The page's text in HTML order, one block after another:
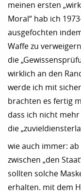
meinen ersten
Moral“ hab ich
ausgefochten
Waffe zu
die
wirklich an den
werde ich mit
brachten es fertig
dass ich nicht
die
wie auch immer:
zwischen „den
sollten solche
erhalten. mit dem